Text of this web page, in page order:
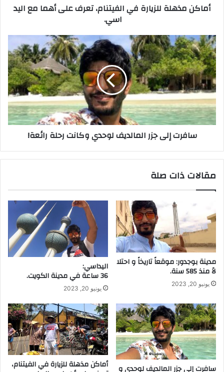
أماكن مذهلة للزيارة في الفيتنام، تعرف على أهما مع اليد
اسي.
سافرت إلى جزر المالديف لوحدي وكانت رحلة رائعة!
مقالات ذات صلة
مدينة بوجدور: موقعاً تاريخاً و احتلا
لاً منذ 585 سنة.
يونيو 20, 2023
اليداسي:
36 ساعة في مدينة الكويت.
يونيو 20, 2023
سافرت إلى جزر المالديف لوحدي و أماكن مذهلة للزيارة في الفيتنام،